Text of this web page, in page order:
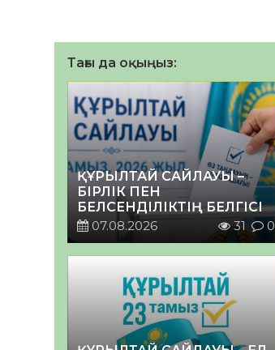
Тағы да оқыңыз:
ҚҰРЫЛТАЙ САЙЛАУЫ –
БІРЛІК ПЕН
БЕЛСЕНДІЛІКТІҢ БЕЛГІСІ
07.08.2026
31 0